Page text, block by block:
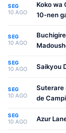
SEG
10 AGO
Koko wa
10-nen
SEG
10 AGO
SEG
10 AGO Saikyou
SEG
10 AGO
Suterare
de
SEG
10 AGO Azur